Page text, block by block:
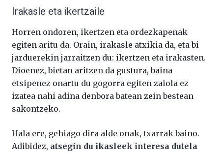
Irakasle eta ikertzaile
Horren ondoren, ikertzen eta ordezkapenak
egiten aritu da. Orain, irakasle atxikia da, eta bi
jarduerekin jarraitzen du: ikertzen eta irakasten.
Dioenez, bietan aritzen da gustura, baina
etsipenez onartu du gogorra egiten zaiola ez
izatea nahi adina denbora batean zein bestean
sakontzeko.
Hala ere, gehiago dira alde onak, txarrak baino.
Adibidez, atsegin du ikasleek interesa dutela